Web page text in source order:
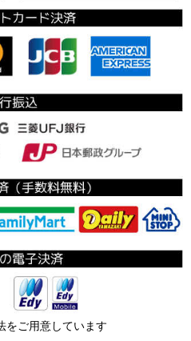
をご用意しています